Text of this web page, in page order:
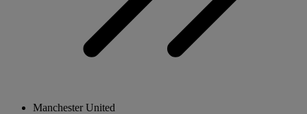
Manchester United